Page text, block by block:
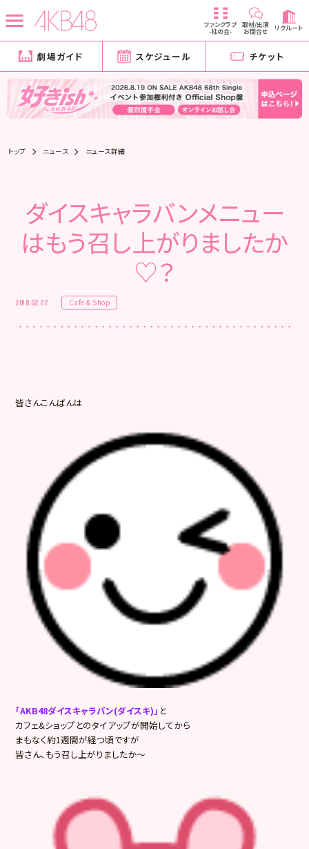
ファンクラブ
-柱の会-
取材/出演
お問合せ リクルート
劇場ガイド スケジュール チケット
トップ ニュース ニュース詳細
ダイスキャラバンメニュー
はもう召し上がりましたか
♡？
2018.02.22 Cafe & Shop
皆さんこんばんは
「AKB48ダイスキャラバン(ダイスキ)」 と
カフェ&ショップとのタイアップが開始してから
まもなく約1週間が経つ頃ですが
皆さん、もう召し上がりましたか～